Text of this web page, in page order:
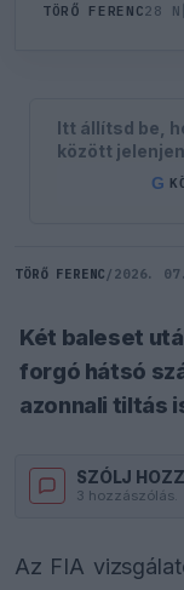
TÖRŐ FERENC28 N
Itt állítsd be,
között
G
TÖRŐ FERENC / 2026.
Két baleset
forgó hátsó
azonnali tiltás
SZÓLJ
3 hozzászólás.
Az FIA